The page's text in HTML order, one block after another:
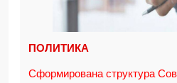
ПОЛИТИКА
Сформирована структура